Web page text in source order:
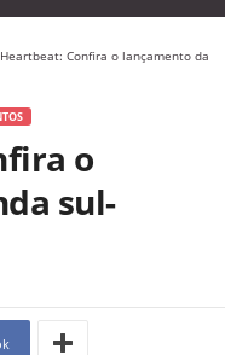
Heartbeat: Confira o lançamento da
o
sul-